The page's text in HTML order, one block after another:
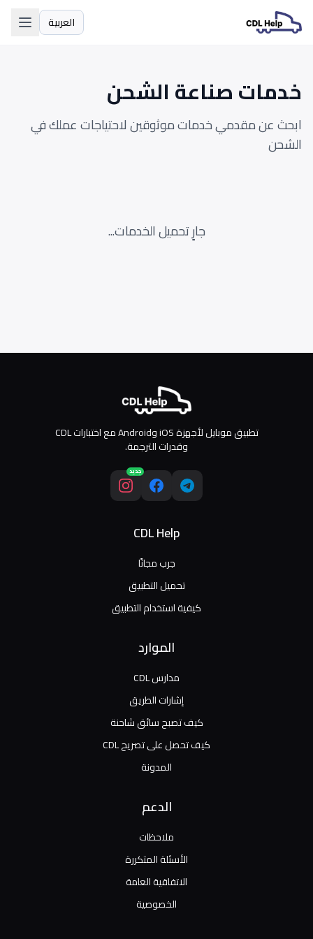
العربية
اللغة
خدمات صناعة الشحن
ابحث عن مقدمي خدمات موثوقين لاحتياجات عملك في
الشحن
جارٍ تحميل الخدمات...
تطبيق موبايل لأجهزة iOS وAndroid مع اختبارات CDL
وقدرات الترجمة.
جديد
CDL Help
جرب مجانًا
تحميل التطبيق
كيفية استخدام التطبيق
الموارد
مدارس CDL
إشارات الطريق
كيف تصبح سائق شاحنة
كيف تحصل على تصريح CDL
المدونة
الدعم
ملاحظات
الأسئلة المتكررة
الاتفاقية العامة
الخصوصية